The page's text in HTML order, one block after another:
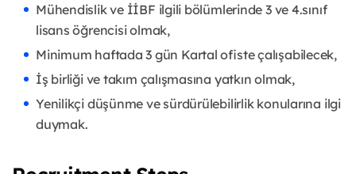
Mühendislik ve İİBF ilgili bölümlerinde 3 ve 4.sınıf
lisans öğrencisi olmak,
Minimum haftada 3 gün Kartal ofiste çalışabilecek,
İş birliği ve takım çalışmasına yatkın olmak,
Yenilikçi düşünme ve sürdürülebilirlik konularına ilgi
duymak.